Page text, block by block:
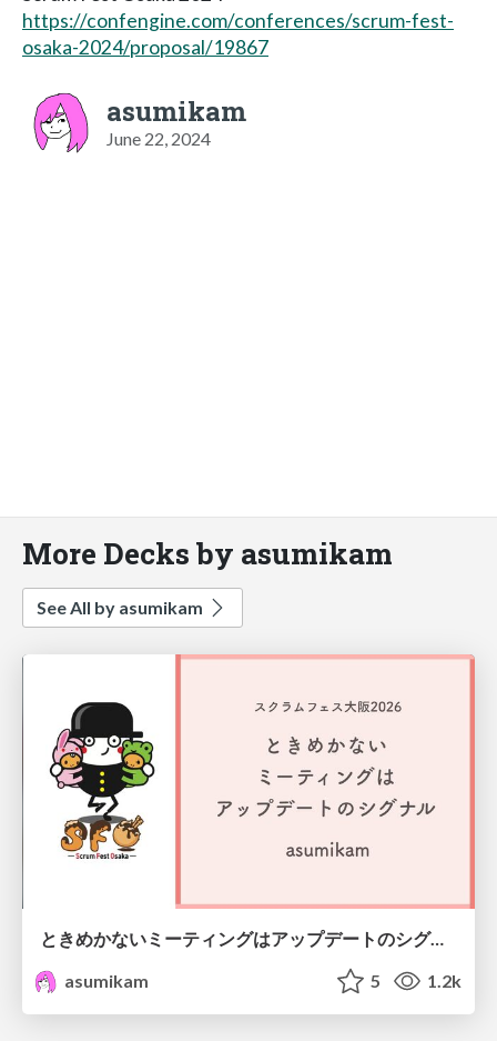
https://confengine.com/conferences/scrum-fest-
osaka-2024/proposal/19867
asumikam
June 22, 2024
More Decks by asumikam
See All by asumikam
ときめかないミーティングはアップデートのシグナル #scrumosaka
asumikam
5 1.2k